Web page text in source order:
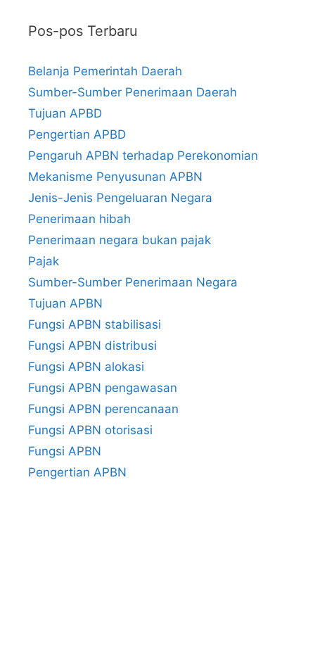
Pos-pos Terbaru
Belanja Pemerintah Daerah
Sumber-Sumber Penerimaan Daerah
Tujuan APBD
Pengertian APBD
Pengaruh APBN terhadap Perekonomian
Mekanisme Penyusunan APBN
Jenis-Jenis Pengeluaran Negara
Penerimaan hibah
Penerimaan negara bukan pajak
Pajak
Sumber-Sumber Penerimaan Negara
Tujuan APBN
Fungsi APBN stabilisasi
Fungsi APBN distribusi
Fungsi APBN alokasi
Fungsi APBN pengawasan
Fungsi APBN perencanaan
Fungsi APBN otorisasi
Fungsi APBN
Pengertian APBN